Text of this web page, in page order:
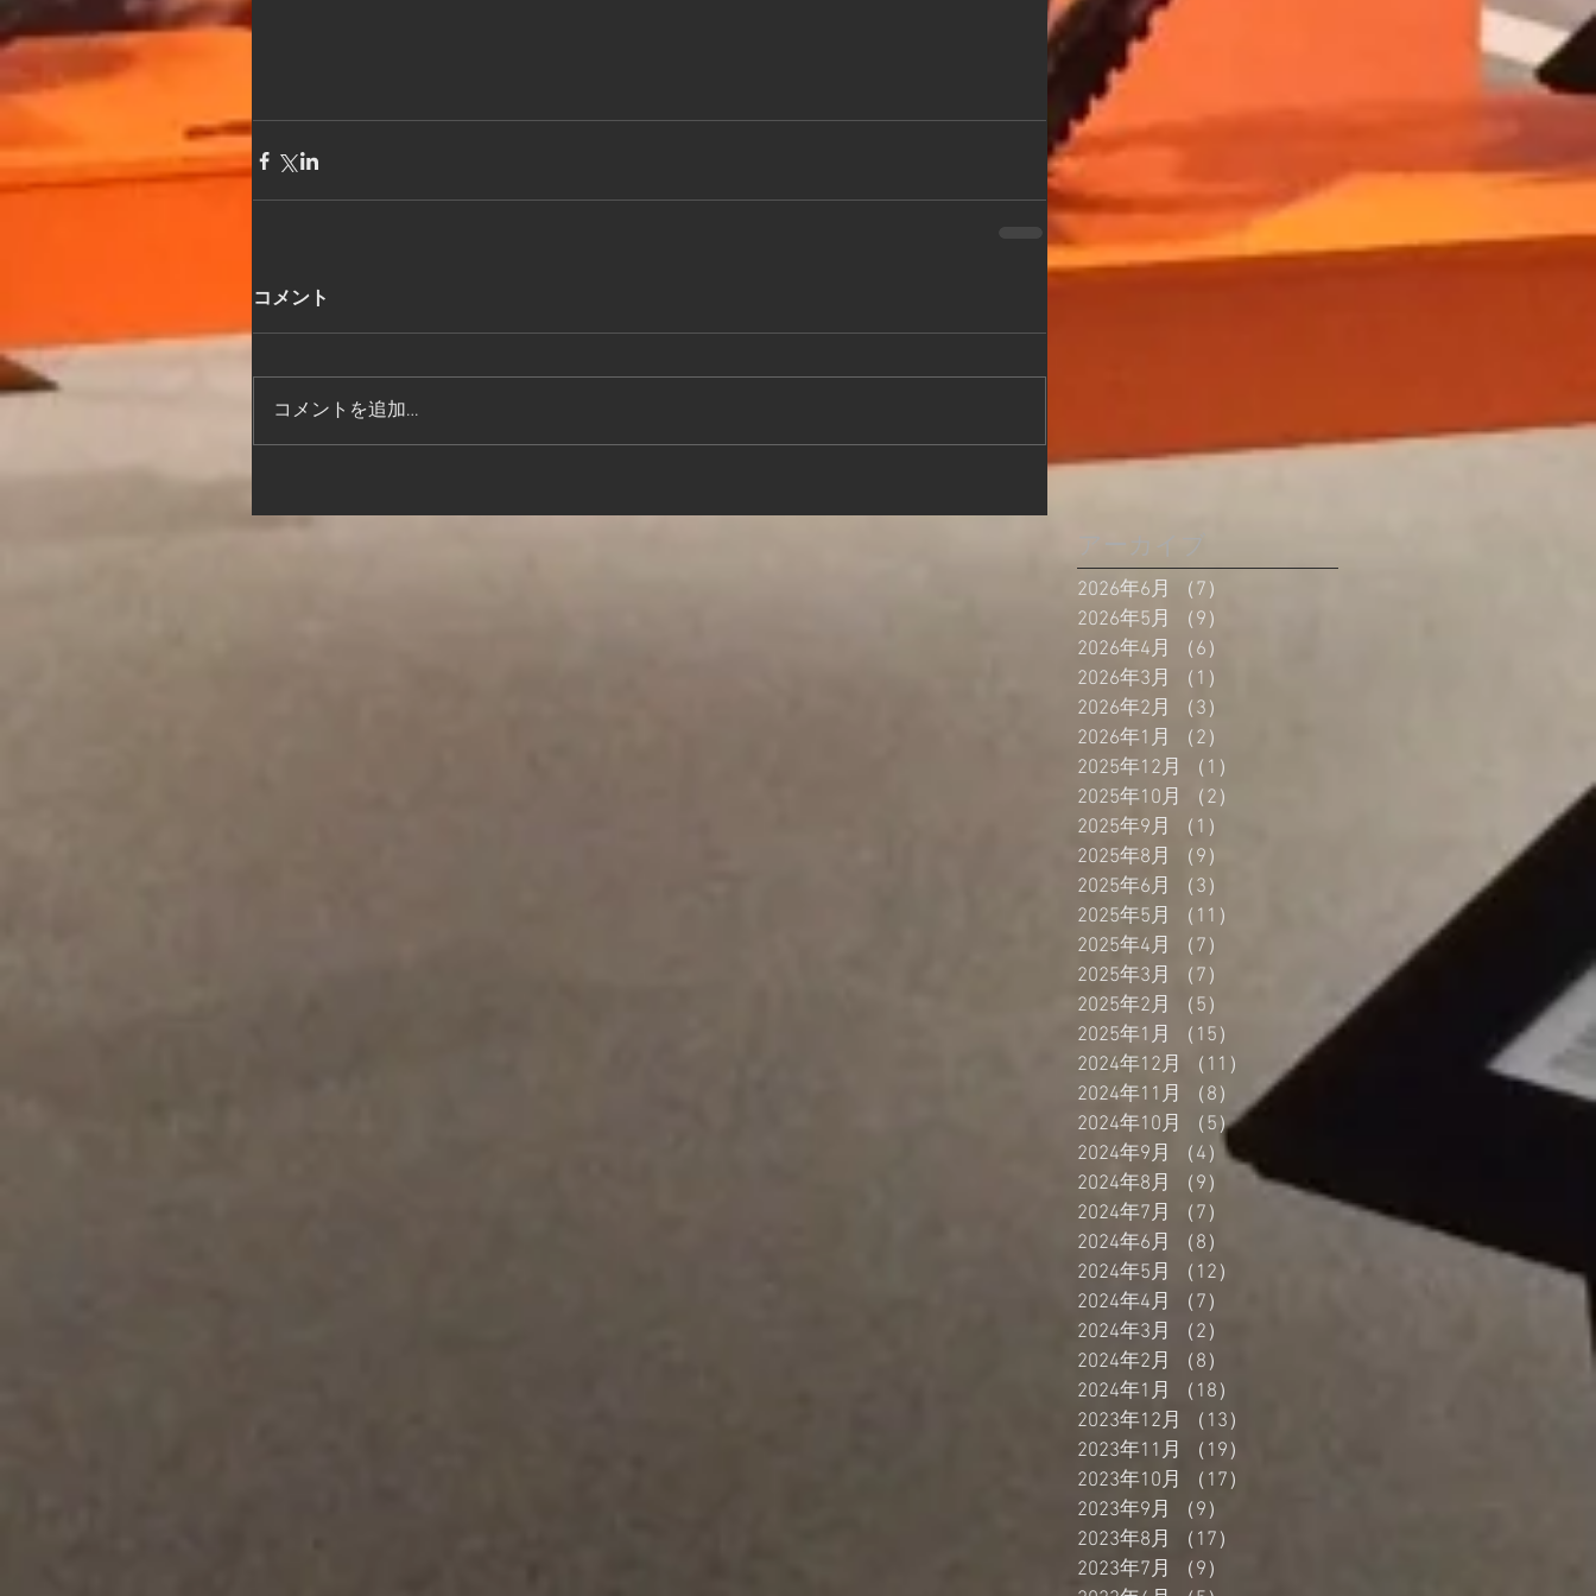
コメント
コメントを追加…
アーカイブ
2026年6月 （7）
2026年5月
（9）
2026年4月
（6）
2026年3月
（1）
2026年2月
（3）
2026年1月
（2）
2025年12月
（1）
2025年10月
（2）
2025年9月
（1）
2025年8月
（9）
2025年6月
（3）
2025年5月
（11）
2025年4月
（7）
2025年3月
（7）
2025年2月
（5）
2025年1月
（15）
15件の記事
2024年12月
（11）
11件の記事
2024年11月
（8）
8件の記事
2024年10月
（5）5件の記事
2024年9月
（4）4件の記事
2024年8月
（9）
9件の記事
2024年7月
（7）
2024年6月
（8）
2024年5月
（12）
2024年4月
（7）
2024年3月
（2）
2024年2月
（8）
2024年1月
（18）
2023年12月
（13）
2023年11月
（19）
2023年10月
（17）
2023年9月
（9）
2023年8月
（17）
2023年7月
（9）